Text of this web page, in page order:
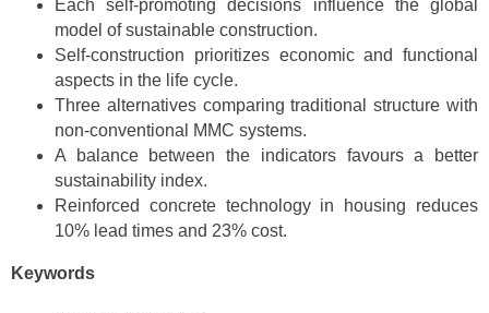
Each self-promoting decisions influence the global
model of sustainable construction.
Self-construction prioritizes economic and functional
aspects in the life cycle.
Three alternatives comparing traditional structure with
non-conventional MMC systems.
A balance between the indicators favours a better
sustainability index.
Reinforced concrete technology in housing reduces
10% lead times and 23% cost.
Keywords